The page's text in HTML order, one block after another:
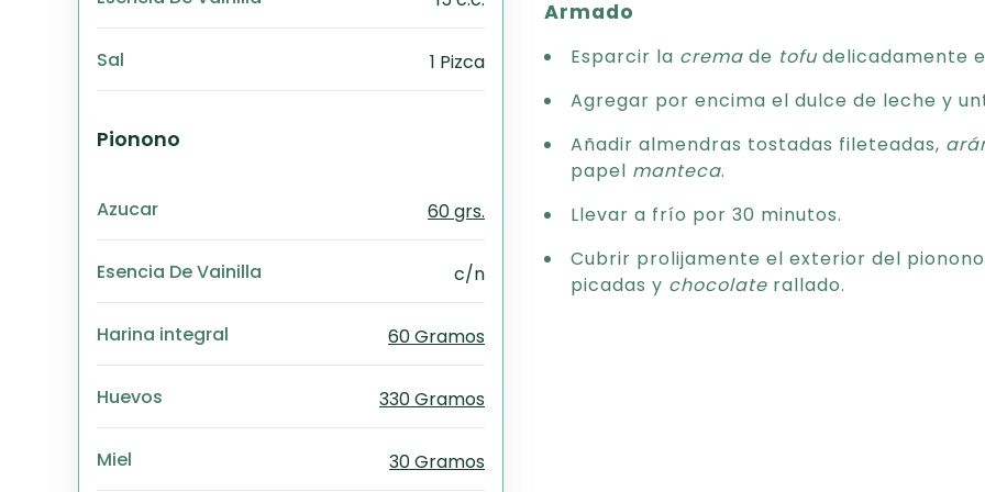
Sal 1 Pizca
Pionono
Azucar 60 grs.
Esencia De Vainilla c/n
Harina integral 60 Gramos
Huevos 330 Gramos
Miel 30 Gramos
Armado
Esparcir la crema de tofu delicadamente
Agregar por encima el dulce de leche y
Añadir almendras tostadas fileteadas,
papel manteca.
Llevar a frío por 30 minutos.
Cubrir prolijamente el exterior del
picadas y chocolate rallado.